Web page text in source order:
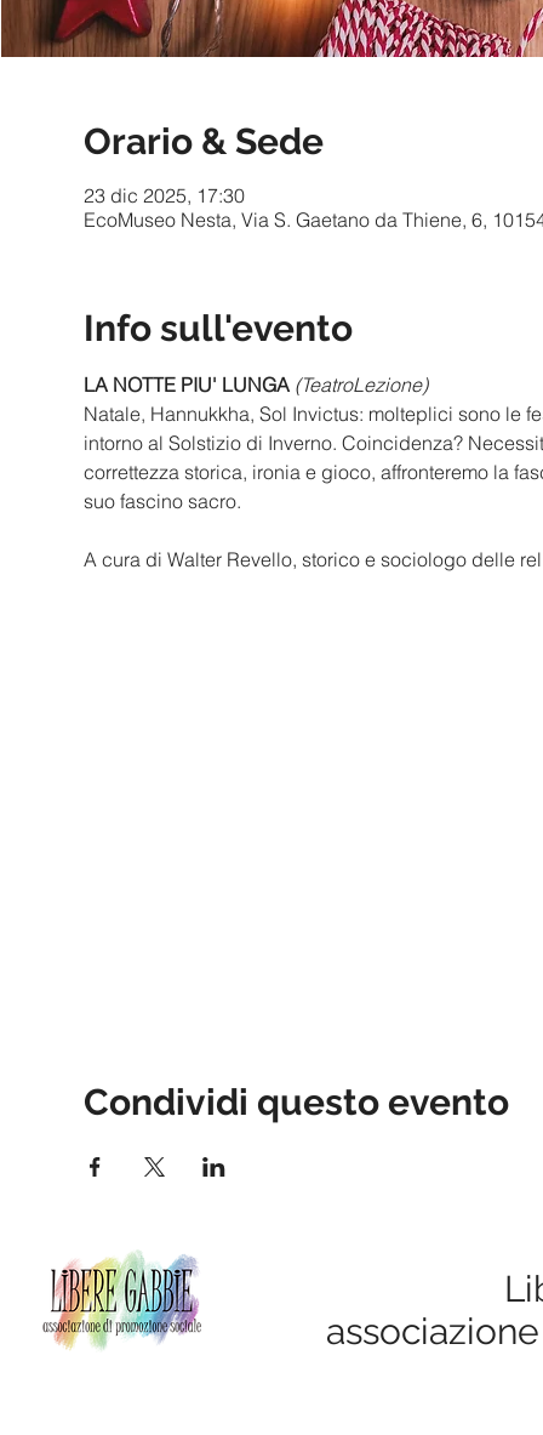
Orario & Sede
23 dic 2025, 17:30
EcoMuseo Nesta, Via S. Gaetano da Thiene, 6,
Info sull'evento
LA NOTTE PIU' LUNGA (TeatroLezione)
Natale, Hannukkha, Sol Invictus: molteplici sono le
intorno al Solstizio di Inverno. Coincidenza?
correttezza storica, ironia e gioco, affronteremo la
suo fascino sacro.
A cura di Walter Revello, storico e sociologo delle
Condividi questo evento